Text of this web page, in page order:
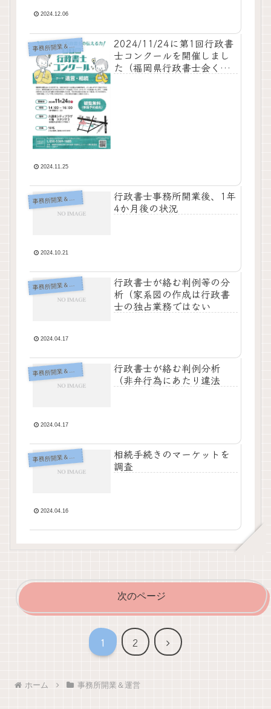
2024.12.06
事
務所開業＆運営
2024/11/24に第1回行政書
士コンクールを開催しまし
た（福岡県行政書士会くる
2024.11.25
事
務所開業＆運営
行政書士事務所開業後、1年
4か月後の状況
2024.10.21
事
務所開業＆運営
行政書士が絡む判例等の分
析（家系図の作成は行政書
士の独占業務ではない
2024.04.17
事
務所開業＆運営
行政書士が絡む判例分析
（非弁行為にあたり違法
2024.04.17
事
務所開業＆運営
相続手続きのマーケットを
調査
2024.04.16
次のページ
1 2
次
ホーム 事務所開業＆運営